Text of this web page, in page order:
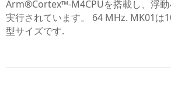
Arm®Cortex™-M4CPUを搭載し、浮動
実行されています。 64 MHz. MK01
型サイズです.